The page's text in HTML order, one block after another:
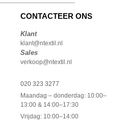
CONTACTEER ONS
Klant
klant@ntextil.nl
Sales
verkoop@ntextil.nl
020 323 3277
Maandag – donderdag: 10:00–
13:00 & 14:00–17:30
Vrijdag: 10:00–14:00